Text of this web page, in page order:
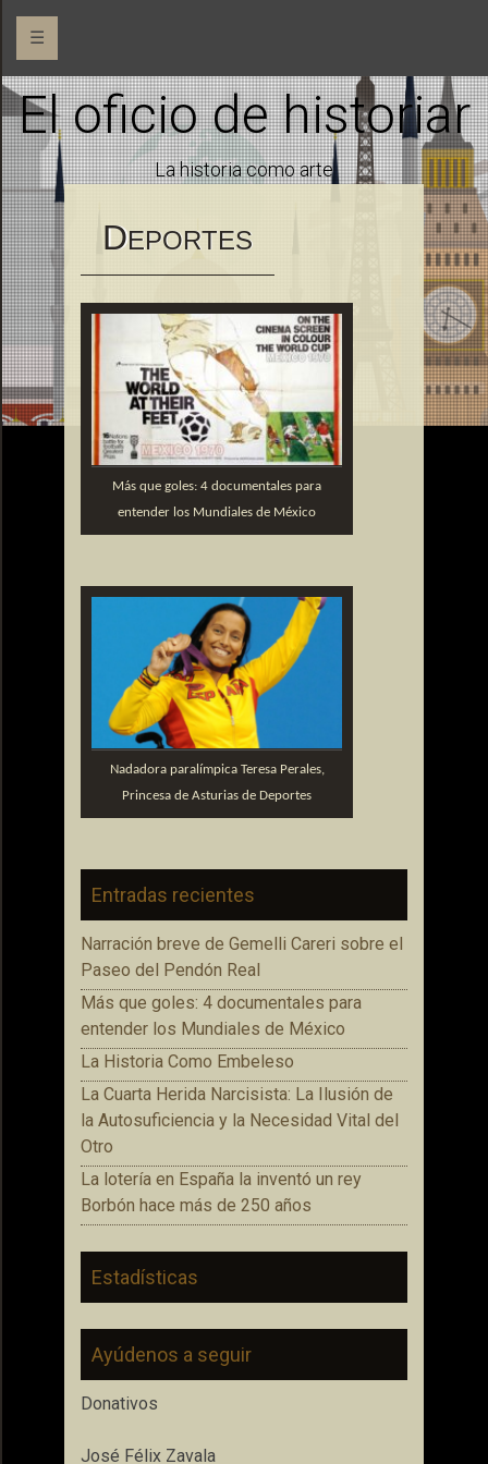
☰
El oficio de historiar
La historia como arte
DEPORTES
Más que goles: 4 documentales para
entender los Mundiales de México
Nadadora paralímpica Teresa Perales,
Princesa de Asturias de Deportes
Entradas recientes
Narración breve de Gemelli Careri sobre el
Paseo del Pendón Real
Más que goles: 4 documentales para
entender los Mundiales de México
La Historia Como Embeleso
La Cuarta Herida Narcisista: La Ilusión de
la Autosuficiencia y la Necesidad Vital del
Otro
La lotería en España la inventó un rey
Borbón hace más de 250 años
Estadísticas
Ayúdenos a seguir
Donativos
José Félix Zavala